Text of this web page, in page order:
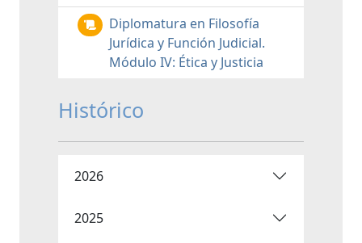
Diplomatura en Filosofía
Jurídica y Función Judicial.
Módulo IV: Ética y Justicia
Histórico
2026
2025